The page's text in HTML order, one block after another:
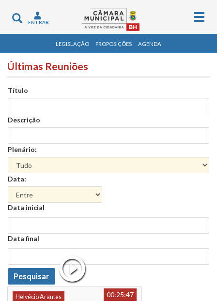
Toggle
navigation
ENTRAR
LEGISLAÇÃO PROPOSIÇÕES AGENDA
Últimas Reuniões
Título
Descrição
Plenário:
Data:
Data
Data inicial
Data
Data final
Data
Pesquisar
Helvécio Arantes
00:25:47